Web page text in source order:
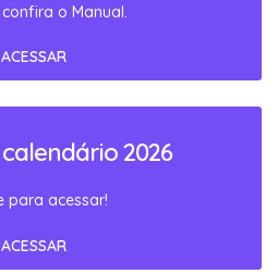
o Manual.
ACESSAR
2026
para acessar!
ACESSAR